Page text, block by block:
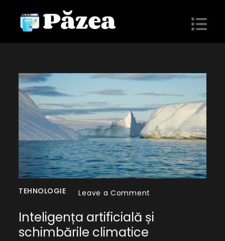
contentPăzea
TEHNOLOGIE Leave a Comment
artificială
Inteligența artificială și
schimbările climatice